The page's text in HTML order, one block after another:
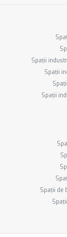
Spații
Spații
Spații
Spații de